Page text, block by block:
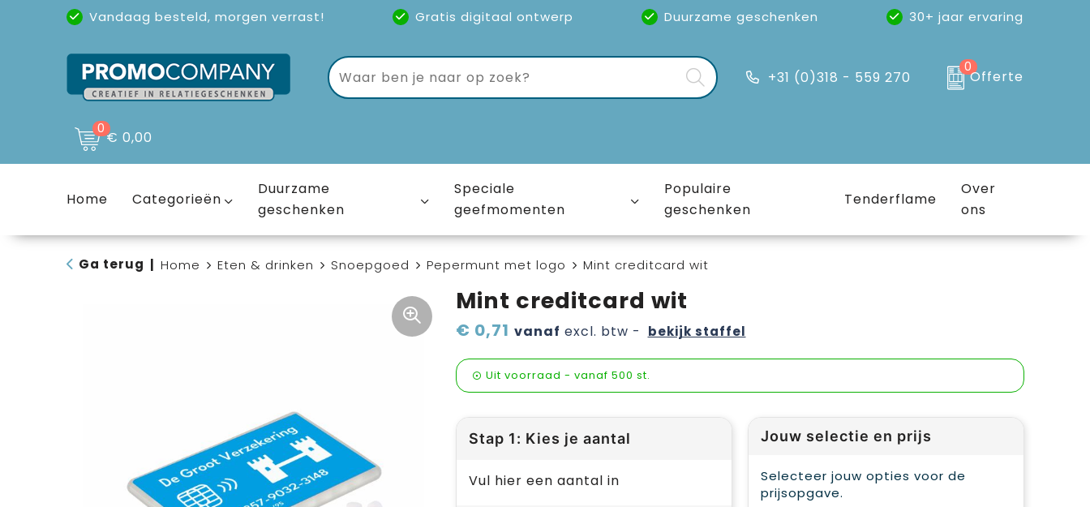
Vandaag besteld, morgen verrast! Gratis digitaal ontwerp Duurzame geschenken
30+ jaar ervaring
Uitstekende reviews(4,6/5)
+31 (0)318 - 559 270
0
Offerte
0€ 0,00
Home Categorieën
Duurzame
geschenken
Speciale
geefmomenten
Populaire
geschenken
Tenderflame
Over
ons
Ga terug Home Eten & drinken Snoepgoed Pepermunt met logo Mint creditcard wit
Mint creditcard wit
€ 0,71 vanaf excl. btw - bekijk staffel
Uit voorraad - vanaf 500 st.
Stap 1: Kies je aantal
Vul hier een aantal in
Jouw selectie en prijs
Selecteer jouw opties voor de
prijsopgave.